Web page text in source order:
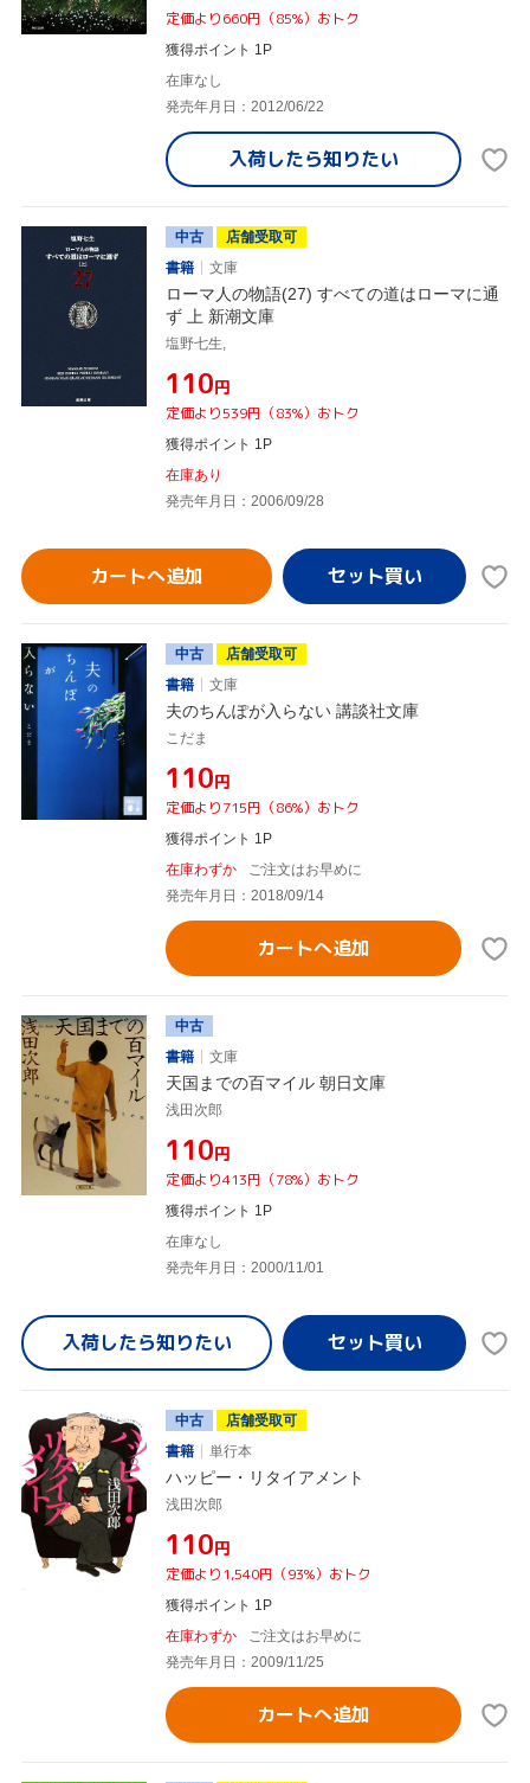
定価より660円（85%）おトク
獲得ポイント 1P
在庫なし
発売年月日：2012/06/22
入荷したら知りたい
中古
店舗受取可
書籍
文庫
ローマ人の物語(27) すべての道はローマに通
ず 上 新潮文庫
塩野七生,
¥110円
定価より539円（83%）おトク
獲得ポイント 1P
在庫あり
発売年月日：2006/09/28
カートへ追加
中古
店舗受取可
書籍
文庫
夫のちんぽが入らない 講談社文庫
こだま
¥110円
定価より715円（86%）おトク
獲得ポイント 1P
在庫わずか
ご注文はお早めに
発売年月日：2018/09/14
カートへ追加
中古
書籍
文庫
天国までの百マイル 朝日文庫
浅田次郎
¥110円
定価より413円（78%）おトク
獲得ポイント 1P
在庫なし
発売年月日：2000/11/01
入荷したら知りたい
中古
店舗受取可
書籍
単行本
ハッピー・リタイアメント
浅田次郎
¥110円
定価より1,540円（93%）おトク
獲得ポイント 1P
在庫わずか
ご注文はお早めに
発売年月日：2009/11/25
カートへ追加